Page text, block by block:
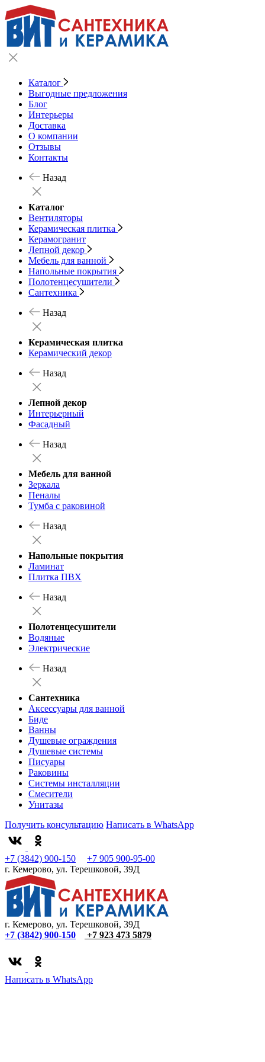
Каталог
Выгодные предложения
Блог
Интерьеры
Доставка
О компании
Отзывы
Контакты
Назад
Каталог
Вентиляторы
Керамическая плитка
Керамогранит
Лепной декор
Мебель для ванной
Напольные покрытия
Полотенцесушители
Сантехника
Назад
Керамическая плитка
Керамический декор
Назад
Лепной декор
Интерьерный
Фасадный
Назад
Мебель для ванной
Зеркала
Пеналы
Тумба с раковиной
Назад
Напольные покрытия
Ламинат
Плитка ПВХ
Назад
Полотенцесушители
Водяные
Электрические
Назад
Сантехника
Аксессуары для ванной
Биде
Ванны
Душевые ограждения
Душевые системы
Писуары
Раковины
Системы инсталляции
Смесители
Унитазы
Получить консультацию Написать в WhatsApp
+7 (3842) 900-150
+7 905 900-95-00
г. Кемерово, ул. Терешковой, 39Д
г. Кемерово, ул. Терешковой, 39Д
+7 (3842) 900-150
+7 923 473 5879
Написать в WhatsApp